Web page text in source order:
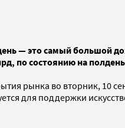
— это самый большой
по состоянию на
рынка во вторник, 10
для поддержки